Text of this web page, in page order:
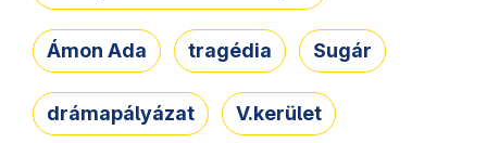
Ámon Ada tragédia Sugár
drámapályázat V.kerület